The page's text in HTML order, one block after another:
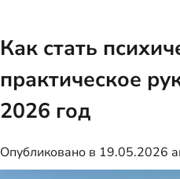
Как стать
практическое
2026 год
Опубликовано в 19.05.2026